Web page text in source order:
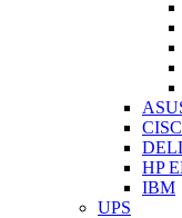
HP
IBM
UPS